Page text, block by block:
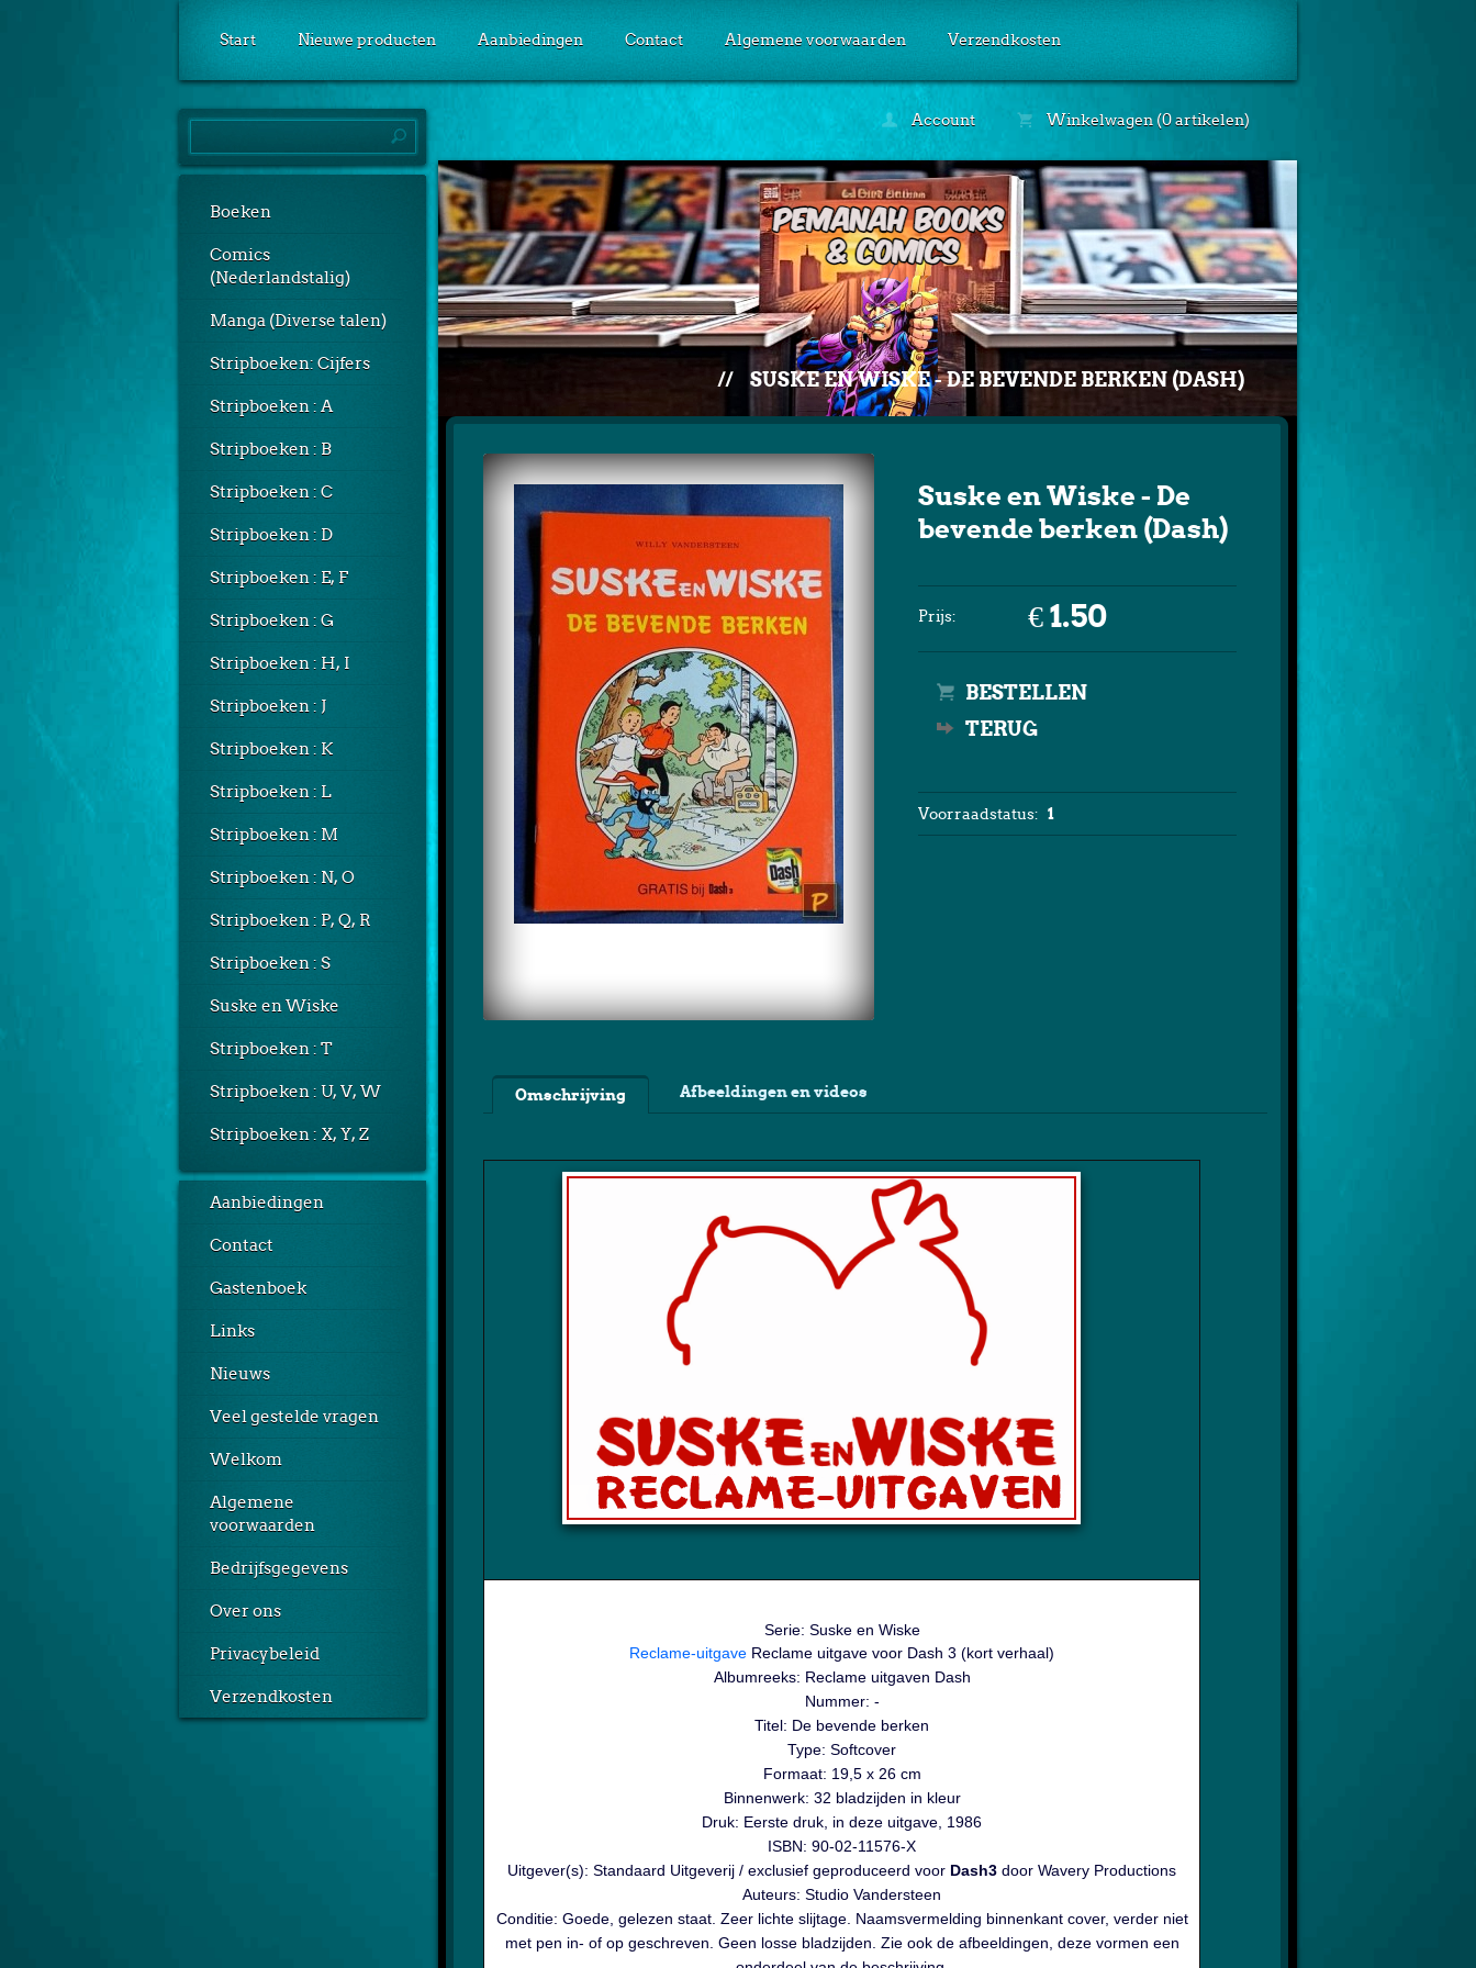
Start Nieuwe producten Aanbiedingen Contact Algemene voorwaarden Verzendkosten
Account Winkelwagen (0 artikelen)
Boeken
Comics
(Nederlandstalig)
Manga (Diverse talen)
Stripboeken: Cijfers
Stripboeken : A
Stripboeken : B
Stripboeken : C
Stripboeken : D
Stripboeken : E, F
Stripboeken : G
Stripboeken : H, I
Stripboeken : J
Stripboeken : K
Stripboeken : L
Stripboeken : M
Stripboeken : N, O
Stripboeken : P, Q, R
Stripboeken : S
Suske en Wiske
Stripboeken : T
Stripboeken : U, V, W
Stripboeken : X, Y, Z
Aanbiedingen
Contact
Gastenboek
Links
Nieuws
Veel gestelde vragen
Welkom
Algemene
voorwaarden
Bedrijfsgegevens
Over ons
Privacybeleid
Verzendkosten
// SUSKE EN WISKE - DE BEVENDE BERKEN (DASH)
Suske en Wiske - De
bevende berken (Dash)
Prijs: € 1.50
TERUG
Voorraadstatus: 1
Omschrijving Afbeeldingen en videos
Serie: Suske en Wiske
Reclame-uitgave Reclame uitgave voor Dash 3 (kort verhaal)
Albumreeks: Reclame uitgaven Dash
Nummer: -
Titel: De bevende berken
Type: Softcover
Formaat: 19,5 x 26 cm
Binnenwerk: 32 bladzijden in kleur
Druk: Eerste druk, in deze uitgave, 1986
ISBN: 90-02-11576-X
Uitgever(s): Standaard Uitgeverij / exclusief geproduceerd voor Dash3 door Wavery Productions
Auteurs: Studio Vandersteen
Conditie: Goede, gelezen staat. Zeer lichte slijtage. Naamsvermelding binnenkant cover, verder niet
met pen in- of op geschreven. Geen losse bladzijden. Zie ook de afbeeldingen, deze vormen een